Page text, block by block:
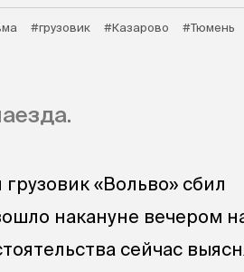
#грузовик #Казарово
#Тюмень
«Вольво» сбил
накануне вечером
сейчас